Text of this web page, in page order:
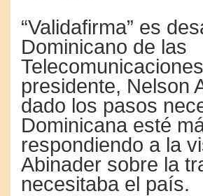
“Validafirma” es
Dominicano de las
presidente, Nelson
dado los pasos
Dominicana esté
respondiendo a la
Abinader sobre la
necesitaba el país.